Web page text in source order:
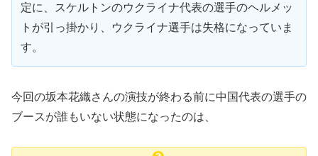
定に、スケルトンのウクライナ代表の選手のヘルメッ
トが引っ掛かり、ウクライナ選手は失格になっていま
す。
今回の坂本花織さんの演技が終わる前に中国代表の選手の
ブースが誰もいない状態になったのは、